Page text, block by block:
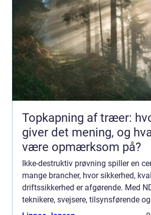
Topkapning af træer:
giver det mening, og
være opmærksom på?
Ikke-destruktiv prøvning spiller en
mange brancher, hvor sikkerhed,
driftssikkerhed er afgørende. Med
teknikere, svejsere, tilsynsførende
dokumentere deres kompetencer og